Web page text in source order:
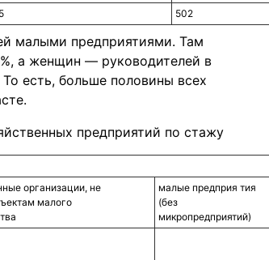
502
малыми предприятиями. Там
а женщин — руководителей в
есть, больше половины всех
предприятий по стажу
организации, не
малого
малые предприя тия
(без
микропредприятий)